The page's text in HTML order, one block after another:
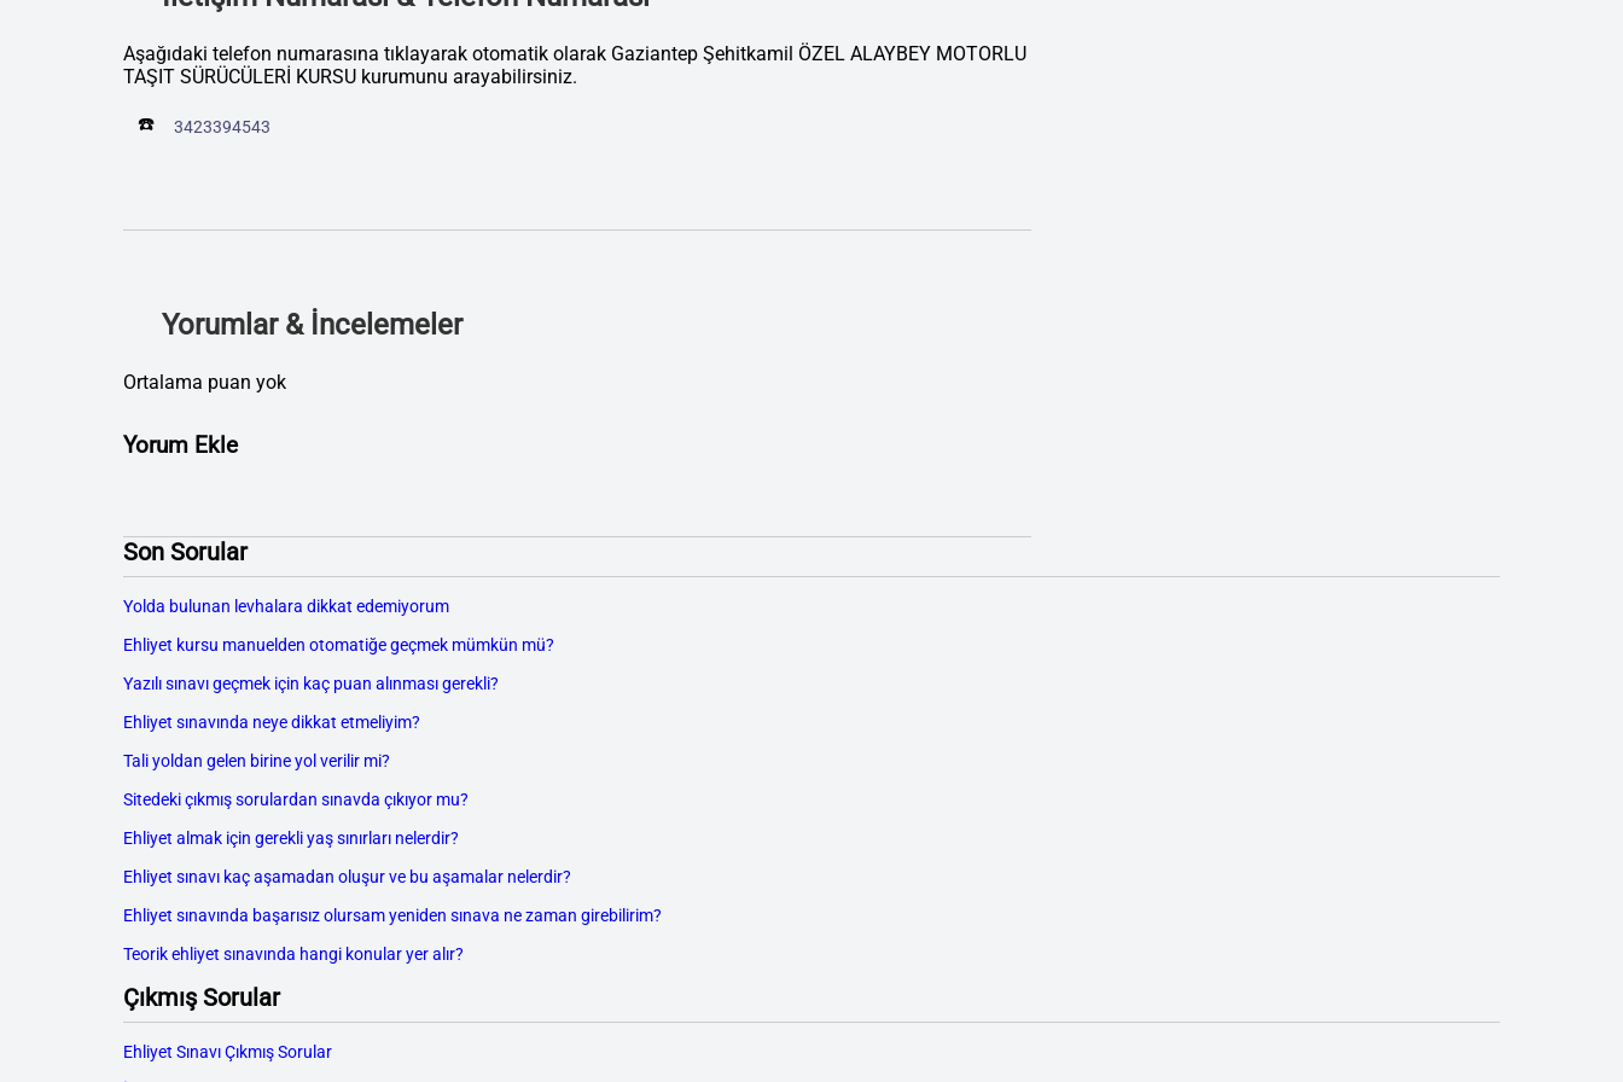
Aşağıdaki telefon numarasına tıklayarak otomatik olarak Gaziantep Şehitkamil ÖZEL ALAYBEY MOTORLU
TAŞIT SÜRÜCÜLERİ KURSU kurumunu arayabilirsiniz.
☎️ 3423394543
Yorumlar & İncelemeler
Ortalama puan yok
Yorum Ekle
Son Sorular
Yolda bulunan levhalara dikkat edemiyorum
Ehliyet kursu manuelden otomatiğe geçmek mümkün mü?
Yazılı sınavı geçmek için kaç puan alınması gerekli?
Ehliyet sınavında neye dikkat etmeliyim?
Tali yoldan gelen birine yol verilir mi?
Sitedeki çıkmış sorulardan sınavda çıkıyor mu?
Ehliyet almak için gerekli yaş sınırları nelerdir?
Ehliyet sınavı kaç aşamadan oluşur ve bu aşamalar nelerdir?
Ehliyet sınavında başarısız olursam yeniden sınava ne zaman girebilirim?
Teorik ehliyet sınavında hangi konular yer alır?
Çıkmış Sorular
Ehliyet Sınavı Çıkmış Sorular